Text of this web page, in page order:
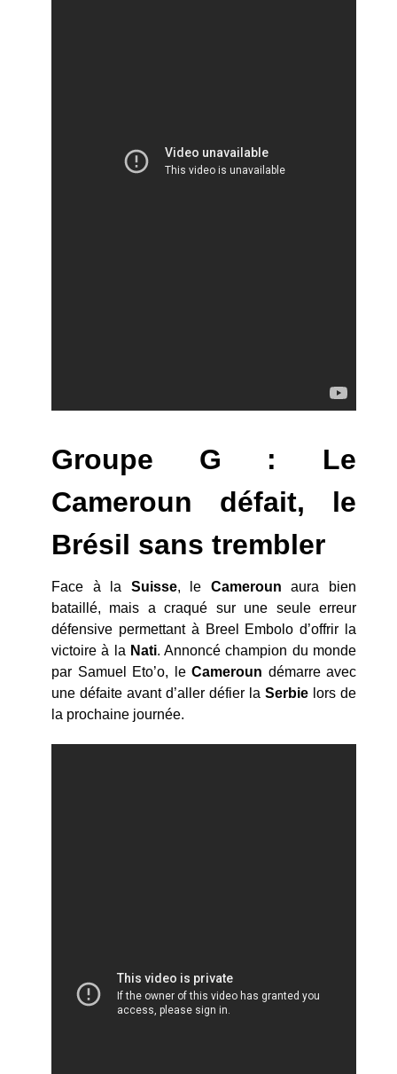
Groupe G : Le
Cameroun défait, le
Brésil sans trembler
Face à la Suisse, le Cameroun aura bien
bataillé, mais a craqué sur une seule erreur
défensive permettant à Breel Embolo d’offrir la
victoire à la Nati. Annoncé champion du monde
par Samuel Eto’o, le Cameroun démarre avec
une défaite avant d’aller défier la Serbie lors de
la prochaine journée.